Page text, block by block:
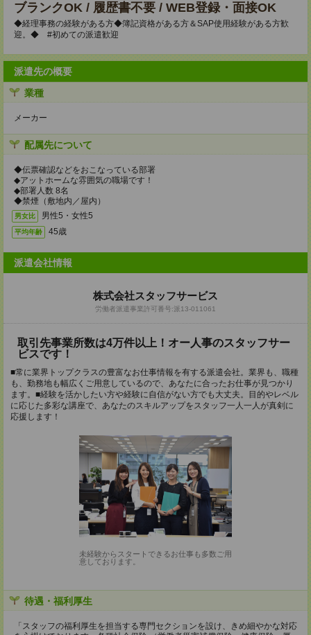
ブランクOK / 履歴書不要 / WEB登録・面接OK
◆経理事務の経験がある方◆簿記資格がある方＆SAP使用経験がある方歓
迎。◆ #初めての派遣歓迎
派遣先の概要
業種
メーカー
配属先について
◆伝票確認などをおこなっている部署
◆アットホームな雰囲気の職場です！
◆部署人数 8名
◆禁煙（敷地内／屋内）
男女比 男性5・女性5
平均年齢 45歳
派遣会社情報
株式会社スタッフサービス
労働者派遣事業許可番号:派13-011061
取引先事業所数は4万件以上！オー人事のスタッフサー
ビスです！
■常に業界トップクラスの豊富なお仕事情報を有する派遣会社。業界も、職種
も、勤務地も幅広くご用意しているので、あなたに合ったお仕事が見つかり
ます。■経験を活かしたい方や経験に自信がない方でも大丈夫。目的やレベル
に応じた多彩な講座で、あなたのスキルアップをスタッフ一人一人が真剣に
応援します！
未経験からスタートできるお仕事も多数ご用
意しております。
待遇・福利厚生
「スタッフの福利厚生を担当する専門セクションを設け、きめ細やかな対応